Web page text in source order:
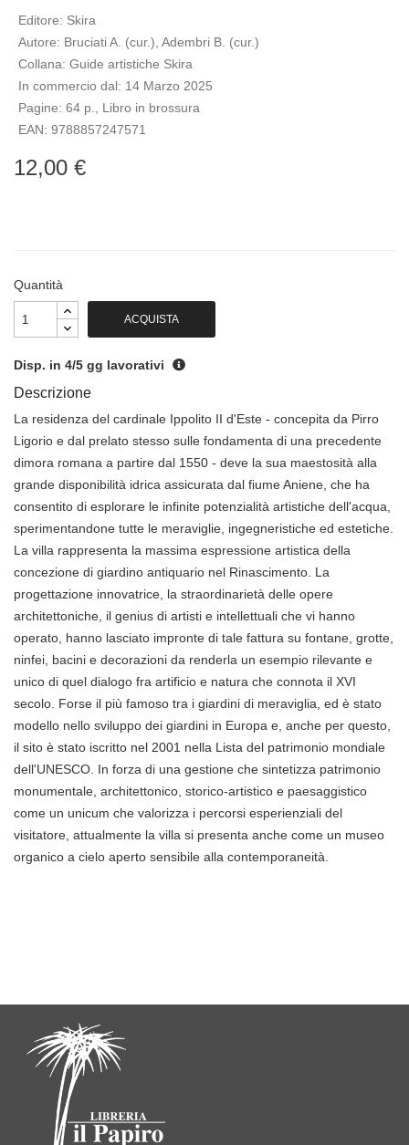
Editore: Skira
Autore: Bruciati A. (cur.), Adembri B. (cur.)
Collana: Guide artistiche Skira
In commercio dal: 14 Marzo 2025
Pagine: 64 p., Libro in brossura
EAN: 9788857247571
12,00 €
Quantità
ACQUISTA
Disp. in 4/5 gg lavorativi
Descrizione
La residenza del cardinale Ippolito II d'Este - concepita da Pirro
Ligorio e dal prelato stesso sulle fondamenta di una precedente
dimora romana a partire dal 1550 - deve la sua maestosità alla
grande disponibilità idrica assicurata dal fiume Aniene, che ha
consentito di esplorare le infinite potenzialità artistiche dell'acqua,
sperimentandone tutte le meraviglie, ingegneristiche ed estetiche.
La villa rappresenta la massima espressione artistica della
concezione di giardino antiquario nel Rinascimento. La
progettazione innovatrice, la straordinarietà delle opere
architettoniche, il genius di artisti e intellettuali che vi hanno
operato, hanno lasciato impronte di tale fattura su fontane, grotte,
ninfei, bacini e decorazioni da renderla un esempio rilevante e
unico di quel dialogo fra artificio e natura che connota il XVI
secolo. Forse il più famoso tra i giardini di meraviglia, ed è stato
modello nello sviluppo dei giardini in Europa e, anche per questo,
il sito è stato iscritto nel 2001 nella Lista del patrimonio mondiale
dell'UNESCO. In forza di una gestione che sintetizza patrimonio
monumentale, architettonico, storico-artistico e paesaggistico
come un unicum che valorizza i percorsi esperienziali del
visitatore, attualmente la villa si presenta anche come un museo
organico a cielo aperto sensibile alla contemporaneità.